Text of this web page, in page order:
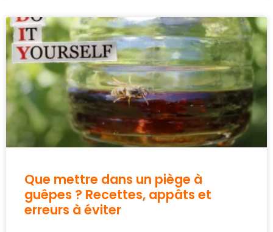
Que mettre dans un piège à
guêpes ? Recettes, appâts et
erreurs à éviter